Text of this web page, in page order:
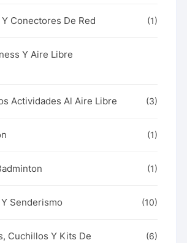
Conectores De Red (1)
Y Aire Libre
Actividades Al Aire Libre (3)
(1)
(1)
Senderismo (10)
Cuchillos Y Kits De
(6)